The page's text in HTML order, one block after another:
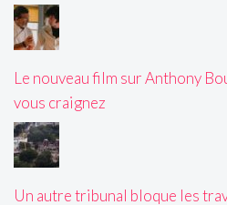
Le nouveau film sur Anthony
vous craignez
Un autre tribunal bloque les